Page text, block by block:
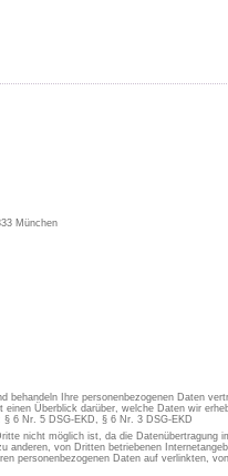
München
Ihre personenbezogenen Daten
Überblick darüber, welche Daten wir
§ 6 Nr. 5 DSG-EKD, § 6 Nr. 3 DSG-EKD
nicht möglich ist, da die Datenübertragung
von Dritten betriebenen
personenbezogenen Daten auf verlinkten,